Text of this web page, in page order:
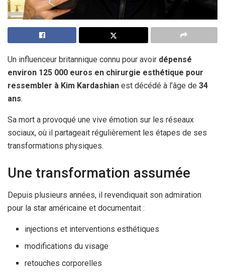
Un influenceur britannique connu pour avoir dépensé
environ 125 000 euros en chirurgie esthétique pour
ressembler à Kim Kardashian est décédé à l’âge de 34
ans.
Sa mort a provoqué une vive émotion sur les réseaux
sociaux, où il partageait régulièrement les étapes de ses
transformations physiques.
Une transformation assumée
Depuis plusieurs années, il revendiquait son admiration
pour la star américaine et documentait :
injections et interventions esthétiques
modifications du visage
retouches corporelles